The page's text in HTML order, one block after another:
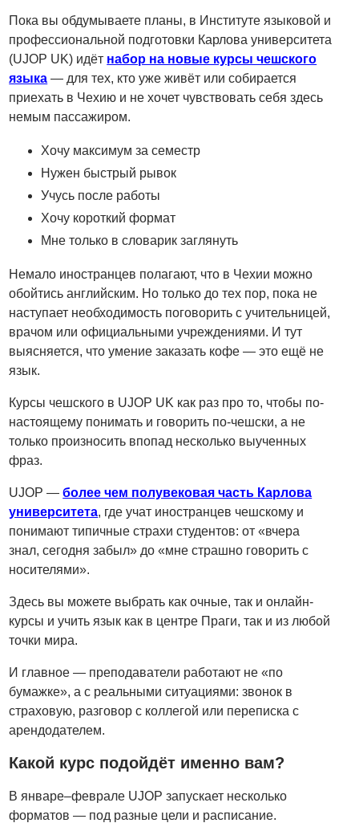
Пока вы обдумываете планы, в Институте языковой и
профессиональной подготовки Карлова университета
(UJOP UK) идёт набор на новые курсы чешского
языка — для тех, кто уже живёт или собирается
приехать в Чехию и не хочет чувствовать себя здесь
немым пассажиром.
Хочу максимум за семестр
Нужен быстрый рывок
Учусь после работы
Хочу короткий формат
Мне только в словарик заглянуть
Немало иностранцев полагают, что в Чехии можно
обойтись английским. Но только до тех пор, пока не
наступает необходимость поговорить с учительницей,
врачом или официальными учреждениями. И тут
выясняется, что умение заказать кофе — это ещё не
язык.
Курсы чешского в UJOP UK как раз про то, чтобы по-
настоящему понимать и говорить по-чешски, а не
только произносить впопад несколько выученных
фраз.
UJOP —более чем полувековая часть Карлова
университета, где учат иностранцев чешскому и
понимают типичные страхи студентов: от «вчера
знал, сегодня забыл» до «мне страшно говорить с
носителями».
Здесь вы можете выбрать как очные, так и онлайн-
курсы и учить язык как в центре Праги, так и из любой
точки мира.
И главное — преподаватели работают не «по
бумажке», а с реальными ситуациями: звонок в
страховую, разговор с коллегой или переписка с
арендодателем.
Какой курс подойдёт именно вам?
В январе–феврале UJOP запускает несколько
форматов — под разные цели и расписание.